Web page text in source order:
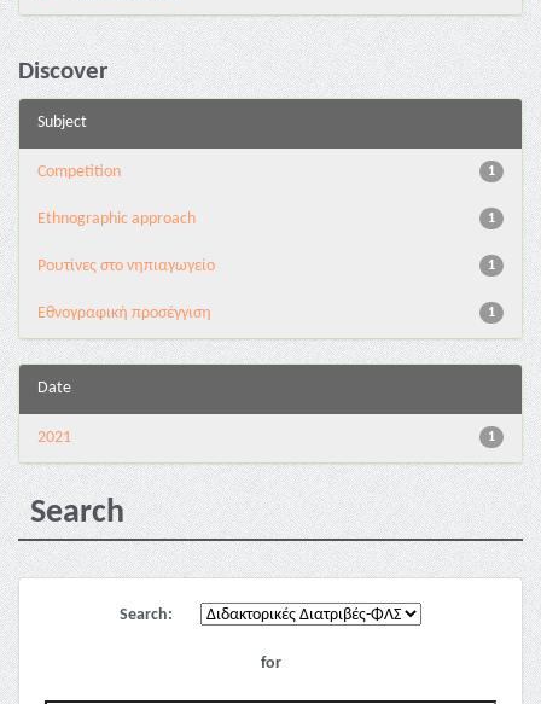
Discover
Subject
1
Competition
1
Ethnographic approach
1
Pουτίνες στο νηπιαγωγείο
1
Εθνογραφική προσέγγιση
Date
1
2021
Search
Search:
for